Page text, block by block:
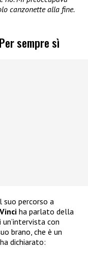
canzonette alla fine.
sempre sì
suo percorso a
ha parlato della
un’intervista con
brano, che è un
dichiarato: